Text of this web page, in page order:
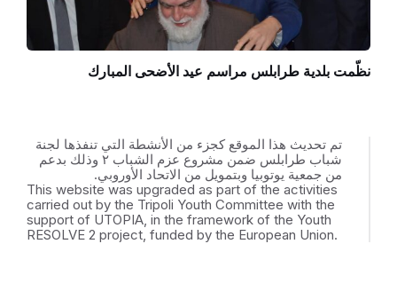
نظّمت بلدية طرابلس مراسم عيد الأضحى المبارك
تم تحديث هذا الموقع كجزء من الأنشطة التي تنفذها لجنة
شباب طرابلس ضمن مشروع عزم الشباب ٢ وذلك بدعم
من جمعية يوتوبيا وبتمويل من الاتحاد الأوروبي.
This website was upgraded as part of the activities
carried out by the Tripoli Youth Committee with the
support of UTOPIA, in the framework of the Youth
RESOLVE 2 project, funded by the European Union.